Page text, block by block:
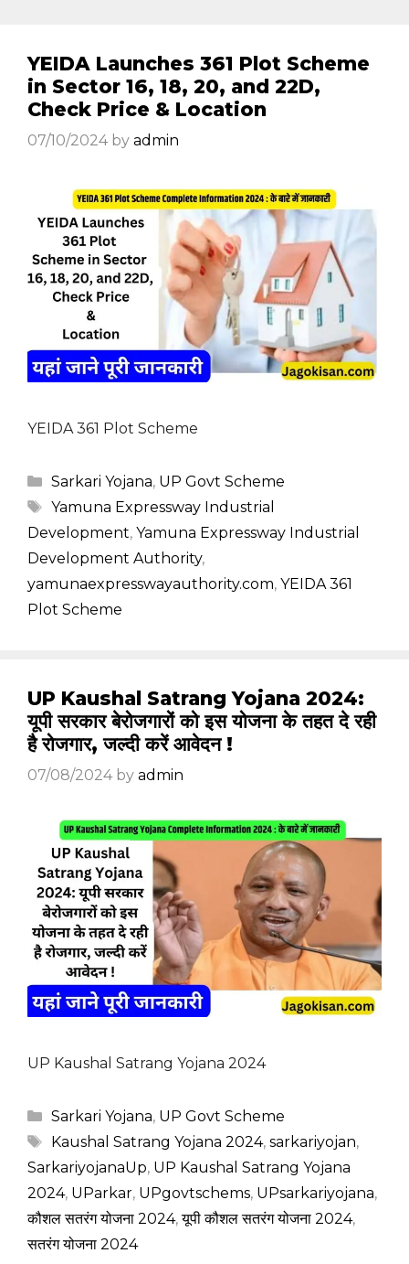
YEIDA Launches 361 Plot Scheme
in Sector 16, 18, 20, and 22D,
Check Price & Location
07/10/2024 by admin
YEIDA 361 Plot Scheme
Categories
Sarkari Yojana, UP Govt Scheme
Tags
Yamuna Expressway Industrial
Development, Yamuna Expressway Industrial
Development Authority,
yamunaexpresswayauthority.com, YEIDA 361
Plot Scheme
UP Kaushal Satrang Yojana 2024:
यूपी सरकार बेरोजगारों को इस योजना के तहत दे रही
है रोजगार, जल्दी करें आवेदन !
07/08/2024 by admin
UP Kaushal Satrang Yojana 2024
Categories
Sarkari Yojana, UP Govt Scheme
Tags
Kaushal Satrang Yojana 2024, sarkariyojan,
SarkariyojanaUp, UP Kaushal Satrang Yojana
2024, UParkar, UPgovtschems, UPsarkariyojana,
कौशल सतरंग योजना 2024,यूपी कौशल सतरंग योजना 2024,
सतरंग योजना 2024